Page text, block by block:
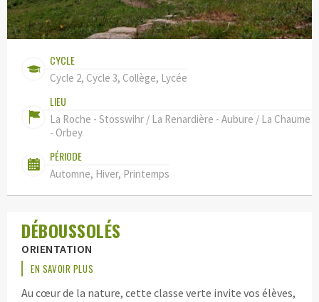
CYCLE
Cycle 2, Cycle 3, Collège, Lycée
LIEU
La Roche - Stosswihr / La Renardière - Aubure / La Chaume
- Orbey
PÉRIODE
Automne, Hiver, Printemps
DÉBOUSSOLÉS
ORIENTATION
EN SAVOIR PLUS
Au cœur de la nature, cette classe verte invite vos élèves,